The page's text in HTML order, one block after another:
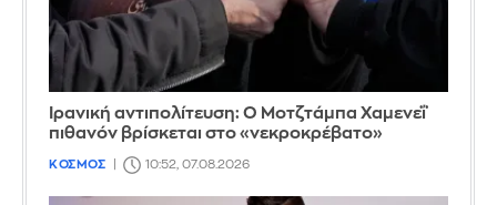
Ιρανική αντιπολίτευση: Ο Μοτζτάμπα Χαμενεΐ
πιθανόν βρίσκεται στο «νεκροκρέβατο»
ΚΟΣΜΟΣ 10:52, 07.08.2026